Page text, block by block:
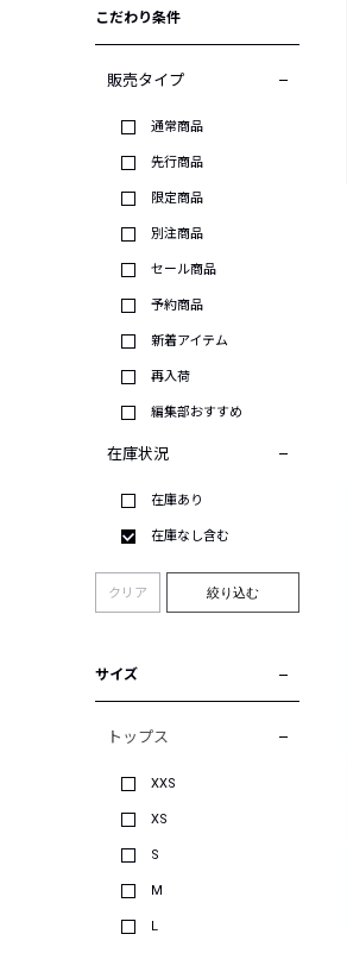
こだわり条件
販売タイプ
通常商品
先行商品
限定商品
別注商品
セール商品
予約商品
新着アイテム
再入荷
編集部おすすめ
在庫状況
在庫あり
在庫なし含む
クリア 絞り込む
サイズ
トップス
XXS
XS
S
M
L
別注限定 ピグメントダイ バックプリント サーフ